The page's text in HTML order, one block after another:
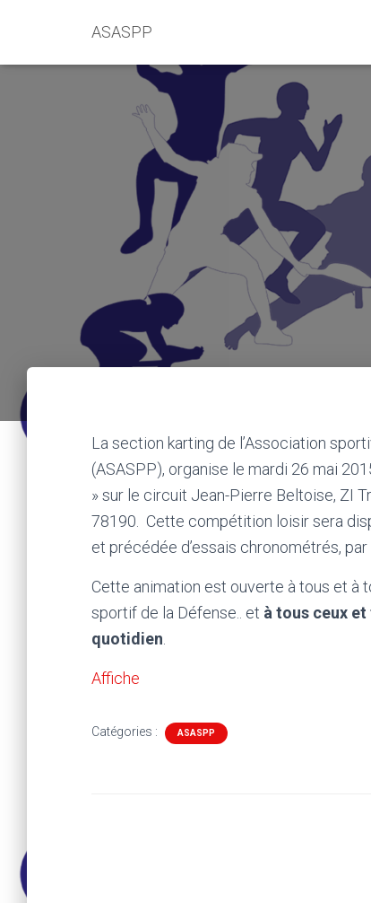
ASASPP
La section karting de l’Association
(ASASPP), organise le mardi 26 mai
» sur le circuit Jean-Pierre Beltoise, ZI
78190. Cette compétition loisir sera
et précédée d’essais chronométrés,
Cette animation est ouverte à tous et à
sportif de la Défense.. et à tous ceux
quotidien
Affiche
Catégories : ASASPP